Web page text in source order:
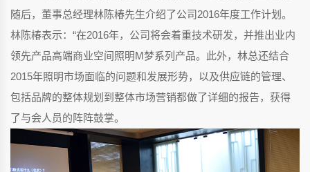
随后，董事总经理林陈椿先生介绍了公司2016年度工作计划。
林陈椿表示：“在2016年，公司将会着重技术研发，并推出业内
领先产品高端商业空间照明M梦系列产品。此外，林总还结合
2015年照明市场面临的问题和发展形势，以及供应链的管理、
包括品牌的整体规划到整体市场营销都做了详细的报告，获得
了与会人员的阵阵鼓掌。